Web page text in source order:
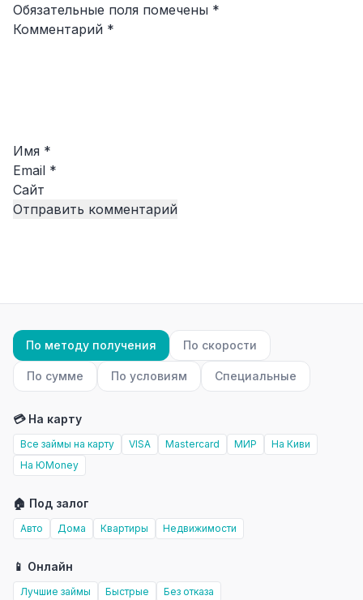
Обязательные поля помечены *
Комментарий *
Имя *
Email *
Сайт
По методу получения По скорости
По сумме По условиям Специальные
💳 На карту
Все займы на карту VISA Mastercard МИР
На Киви
На ЮMoney
🏠 Под залог
Авто Дома Квартиры Недвижимости
📱 Онлайн
Лучшие займы Быстрые Без отказа